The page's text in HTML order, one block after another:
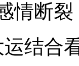
情断裂
合看